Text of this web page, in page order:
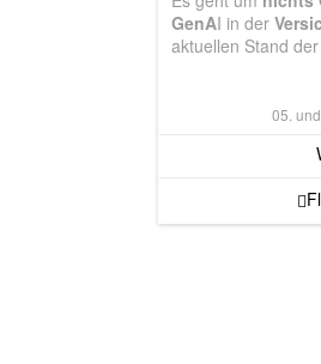
GenAI in der
aktuellen Stand der
05.